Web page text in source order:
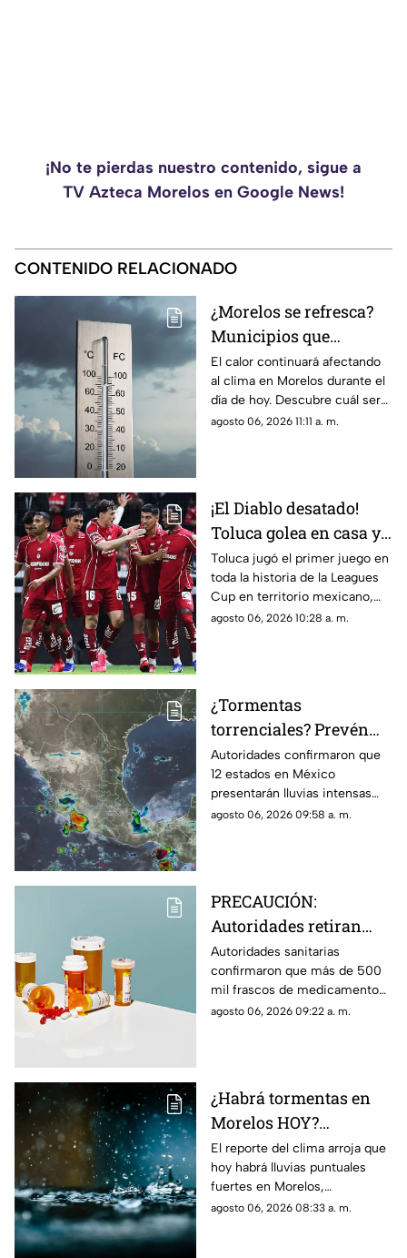
¡No te pierdas nuestro contenido, sigue a
TV Azteca Morelos en Google News!
CONTENIDO RELACIONADO
¿Morelos se refresca?
Municipios que
presentarán
disminución en su
temperatura máxima
HOY
El calor continuará afectando
al clima en Morelos durante el
día de hoy. Descubre cuál será
la temperatura máxima hoy
agosto 06, 2026 11:11 a. m.
¡El Diablo desatado!
Toluca golea en casa y
Chivas pierde en
penales en la Jornada 1
de la Leagues Cup 2026
Toluca jugó el primer juego en
toda la historia de la Leagues
Cup en territorio mexicano,
donde ganó contra Seattle
agosto 06, 2026 10:28 a. m.
¿Tormentas
torrenciales? Prevén
lluvias intensas en 12
estados de México HOY;
Morelos se encuentra
en la lista
Autoridades confirmaron que
12 estados en México
presentarán lluvias intensas
hoy jueves 6 de agosto de
agosto 06, 2026 09:58 a. m.
PRECAUCIÓN:
Autoridades retiran
más de 500 mil frascos
de medicamento para
la presión arterial que
podría desarrollar
Autoridades sanitarias
confirmaron que más de 500
mil frascos de medicamento
para la hipertensión fuero
agosto 06, 2026 09:22 a. m.
¿Habrá tormentas en
Morelos HOY?
Pronostican lluvias
puntuales fuertes con
descargas eléctricas en
estos municipios
El reporte del clima arroja que
hoy habrá lluvias puntuales
fuertes en Morelos,
acompañadas de actividad
agosto 06, 2026 08:33 a. m.